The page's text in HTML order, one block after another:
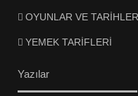
OYUNLAR VE
YEMEK TARİFLERİ
Yazılar